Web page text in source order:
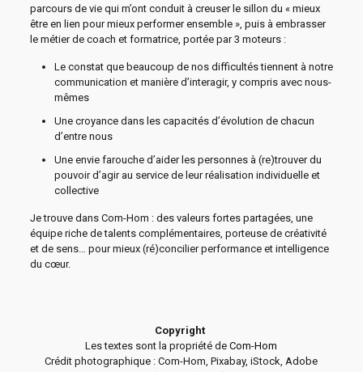
parcours de vie qui m’ont conduit à creuser le sillon du « mieux
être en lien pour mieux performer ensemble », puis à embrasser
le métier de coach et formatrice, portée par 3 moteurs :
Le constat que beaucoup de nos difficultés tiennent à notre
communication et manière d’interagir, y compris avec nous-
mêmes
Une croyance dans les capacités d’évolution de chacun
d’entre nous
Une envie farouche d’aider les personnes à (re)trouver du
pouvoir d’agir au service de leur réalisation individuelle et
collective
Je trouve dans Com-Hom : des valeurs fortes partagées, une
équipe riche de talents complémentaires, porteuse de créativité
et de sens… pour mieux (ré)concilier performance et intelligence
du cœur.
Copyright
Les textes sont la propriété deCom-Hom
Crédit photographique : Com-Hom, Pixabay, iStock, Adobe